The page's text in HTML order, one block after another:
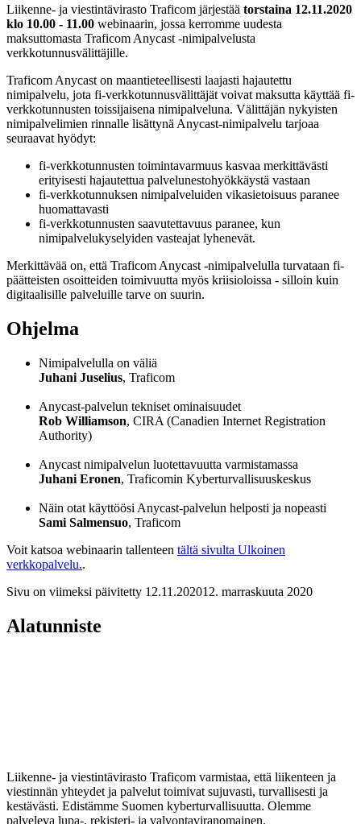
Liikenne- ja viestintävirasto Traficom järjestää torstaina 12.11.2020
klo 10.00 - 11.00 webinaarin, jossa kerromme uudesta
maksuttomasta Traficom Anycast -nimipalvelusta
verkkotunnusvälittäjille.
Traficom Anycast on maantieteellisesti laajasti hajautettu
nimipalvelu, jota fi-verkkotunnusvälittäjät voivat maksutta käyttää fi-
verkkotunnusten toissijaisena nimipalveluna. Välittäjän nykyisten
nimipalvelimien rinnalle lisättynä Anycast-nimipalvelu tarjoaa
seuraavat hyödyt:
fi-verkkotunnusten toimintavarmuus kasvaa merkittävästi
erityisesti hajautettua palvelunestohyökkäystä vastaan
fi-verkkotunnuksen nimipalveluiden vikasietoisuus paranee
huomattavasti
fi-verkkotunnusten saavutettavuus paranee, kun
nimipalvelukyselyiden vasteajat lyhenevät.
Merkittävää on, että Traficom Anycast -nimipalvelulla turvataan fi-
päätteisten osoitteiden toimivuutta myös kriisioloissa - silloin kuin
digitaalisille palveluille tarve on suurin.
Ohjelma
Nimipalvelulla on väliä
Juhani Juselius, Traficom
Anycast-palvelun tekniset ominaisuudet
Rob Williamson, CIRA (Canadien Internet Registration
Authority)
Anycast nimipalvelun luotettavuutta varmistamassa
Juhani Eronen, Traficomin Kyberturvallisuuskeskus
Näin otat käyttöösi Anycast-palvelun helposti ja nopeasti
Sami Salmensuo, Traficom
Voit katsoa webinaarin tallenteen tältä sivulta Ulkoinen
verkkopalvelu..
Sivu on viimeksi päivitetty 12.11.202012. marraskuuta 2020
Alatunniste
Liikenne- ja viestintävirasto Traficom varmistaa, että liikenteen ja
viestinnän yhteydet ja palvelut toimivat sujuvasti, turvallisesti ja
kestävästi. Edistämme Suomen kyberturvallisuutta. Olemme
palveleva lupa-, rekisteri- ja valvontaviranomainen.